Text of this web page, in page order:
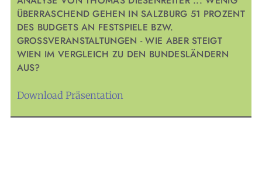
ÜBERRASCHEND GEHEN IN SALZBURG 51 PROZENT
DES BUDGETS AN FESTSPIELE BZW.
GROSSVERANSTALTUNGEN - WIE ABER STEIGT W
IEN IM VERGLEICH ZU DEN BUNDESLÄNDERN A
US?
Download Präsentation